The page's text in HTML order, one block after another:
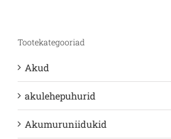
Tootekategooriad
Akud
akulehepuhurid
Akumuruniidukid